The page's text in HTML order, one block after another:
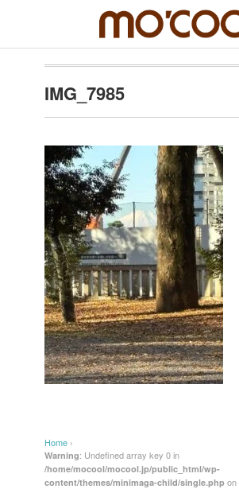
IMG_7985
Home ›
Warning: Undefined array key 0 in
/home/mocool/mocool.jp/public_html/wp-
content/themes/minimaga-child/single.php on